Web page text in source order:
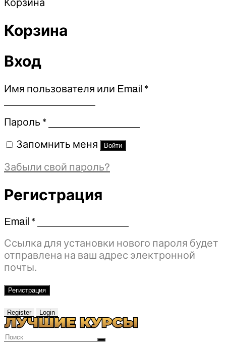
Корзина
Корзина
Вход
Имя пользователя или Email *Обязательно
Пароль *Обязательно
Запомнить меня Войти
Забыли свой пароль?
Регистрация
Email *Обязательно
Ссылка для установки нового пароля будет
отправлена ​​на ваш адрес электронной
почты.
Регистрация
Register Login